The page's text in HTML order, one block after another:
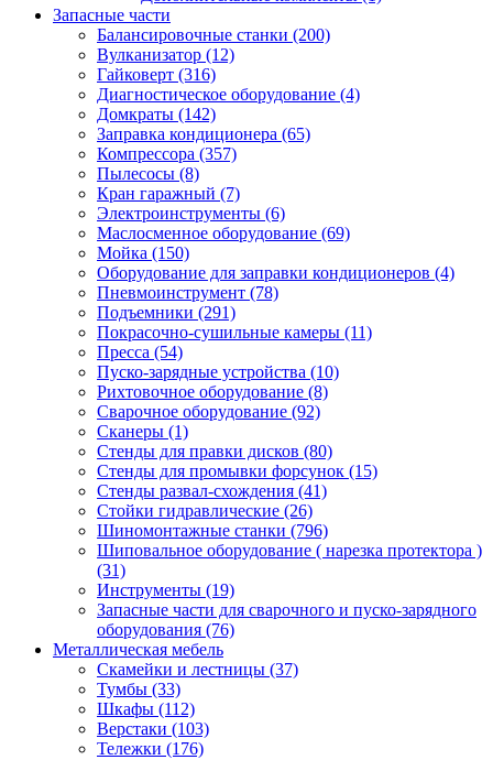
Запасные части
Балансировочные станки (200)
Вулканизатор (12)
Гайковерт (316)
Диагностическое оборудование (4)
Домкраты (142)
Заправка кондиционера (65)
Компрессора (357)
Пылесосы (8)
Кран гаражный (7)
Электроинструменты (6)
Маслосменное оборудование (69)
Мойка (150)
Оборудование для заправки кондиционеров (4)
Пневмоинструмент (78)
Подъемники (291)
Покрасочно-сушильные камеры (11)
Пресса (54)
Пуско-зарядные устройства (10)
Рихтовочное оборудование (8)
Сварочное оборудование (92)
Сканеры (1)
Стенды для правки дисков (80)
Стенды для промывки форсунок (15)
Стенды развал-схождения (41)
Стойки гидравлические (26)
Шиномонтажные станки (796)
Шиповальное оборудование ( нарезка протектора )
(31)
Инструменты (19)
Запасные части для сварочного и пуско-зарядного
оборудования (76)
Металлическая мебель
Скамейки и лестницы (37)
Тумбы (33)
Шкафы (112)
Верстаки (103)
Тележки (176)